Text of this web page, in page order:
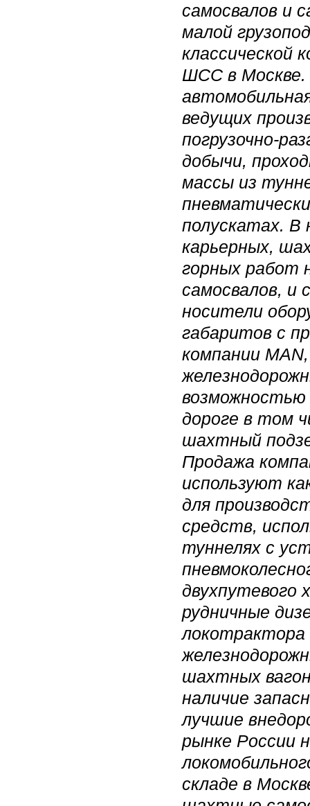
самосвалов и
малой
классической
ШСС в Москве.
ведущих
погрузочно-
добычи,
массы из
полускатах. В
карьерных,
горных работ
самосвалов, и
носители
габаритов с
компании
возможностью
дороге в том
шахтный
Продажа
используют
для
средств,
туннелях с
двухпутевого
рудничные
локотрактора
шахтных
наличие
лучшие
рынке России
складе в